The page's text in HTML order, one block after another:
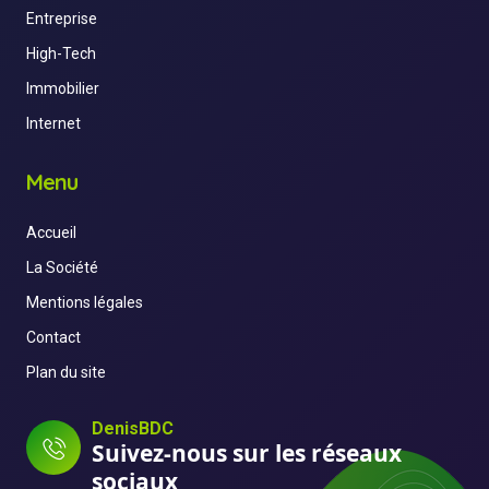
Entreprise
High-Tech
Immobilier
Internet
Menu
Accueil
La Société
Mentions légales
Contact
Plan du site
DenisBDC
Suivez-nous sur les réseaux
sociaux